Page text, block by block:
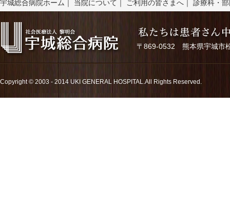
宇城総合病院ホーム ｜ 当院について ｜ ご利用の皆さまへ ｜ 診療科・
〒869-0532 熊本県宇城市
Copyright © 2003 - 2014 UKI GENERAL HOSPITAL.All Rights Reserved.